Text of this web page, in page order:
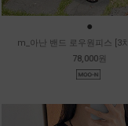
●
m_아난 밴드 로우원피스 [3
78,000원